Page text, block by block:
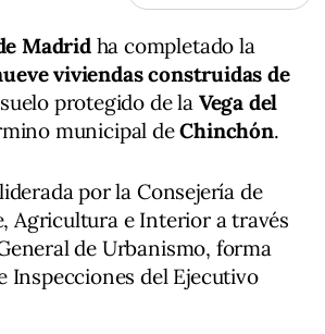
Madridha completado la
viviendas construidas de
protegido de la Vega del
municipal deChinchón.
por la Consejería de
Agricultura e Interior a través
de Urbanismo, forma
Inspecciones del Ejecutivo